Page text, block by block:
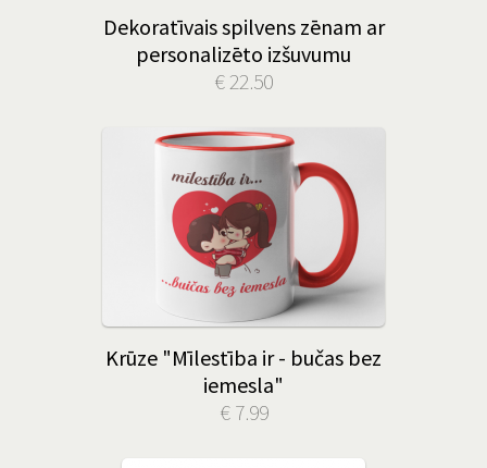
Dekoratīvais spilvens zēnam ar
personalizēto izšuvumu
€ 22.50
Krūze "Mīlestība ir - bučas bez
iemesla"
€ 7.99